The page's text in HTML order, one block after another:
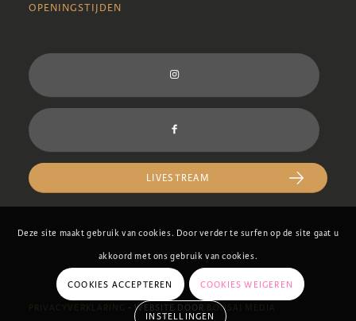
OPENINGSTIJDEN
LIVESTREAM
PRIVACYVERKLARING - WEBSITE DOOR BONSAI MEDIA
Deze site maakt gebruik van cookies. Door verder te surfen op de site gaat u
akkoord met ons gebruik van cookies.
COOKIES ACCEPTEREN COOKIES WEIGEREN
INSTELLINGEN